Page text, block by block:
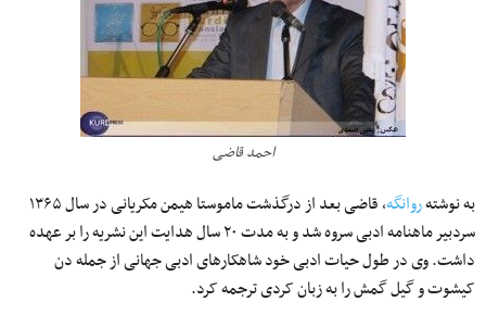
احمد قاضی
به نوشتهروانگه
، قاضی بعد از درگذشت ماموستا هیمن مکریانی در سال ۱۳۶۵
سردبیر ماهنامه ادبی سروه شد و به مدت ۲۰ سال هدایت این نشریه را بر عهده
داشت. وی در طول حیات ادبی خود شاهکارهای ادبی جهانی از جمله دن
کیشوت و گیل گمش را به زبان کردی ترجمه کرد.